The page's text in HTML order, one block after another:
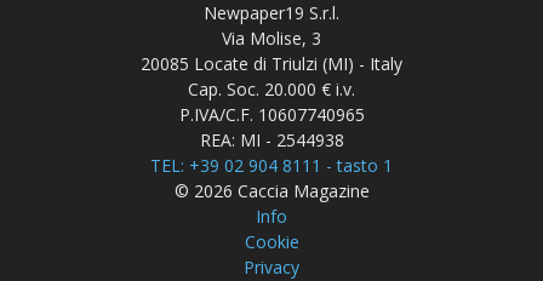
Newpaper19 S.r.l.
Via Molise, 3
20085 Locate di Triulzi (MI) - Italy
Cap. Soc. 20.000 € i.v.
P.IVA/C.F. 10607740965
REA: MI - 2544938
TEL: +39 02 904 8111 - tasto 1
© 2026 Caccia Magazine
Info
Cookie
Privacy